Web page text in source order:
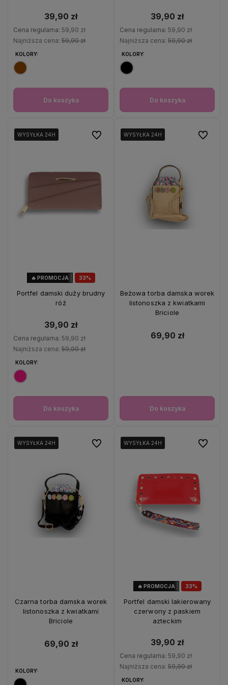
39,90 zł
Cena regularna: 59,90 zł
Najniższa cena: 59,90 zł
KOLORY:
Do koszyka
39,90 zł
Cena regularna: 59,90 zł
Najniższa cena: 59,90 zł
KOLORY:
Do koszyka
33%
🔥 PROMOCJA
WYSYŁKA 24H
WYSYŁKA 24H
WYSYŁKA 24H
Portfel damski duży brudny
róż
39,90 zł
Cena regularna: 59,90 zł
Najniższa cena: 59,90 zł
KOLORY:
Do koszyka
Do ulubionychWYSYŁKA 24H
WYSYŁKA 24H
WYSYŁKA 24H
Beżowa torba damska worek
listonoszka z kwiatkami
Briciole
69,90 zł
Do koszyka
Do
WYSYŁKA 24H
WYSYŁKA 24H
WYSYŁKA 24H
WYSYŁKA 24H
Czarna torba damska worek
listonoszka z kwiatkami
Briciole
69,90 zł
KOLORY:
Do ulubionych
33%
🔥 PROMOCJA
WYSYŁKA 24H
WYSYŁKA 24H
WYSYŁKA 24H
WYSYŁKA 24H
Portfel damski lakierowany
czerwony z paskiem
azteckim
39,90 zł
Cena regularna: 59,90 zł
Najniższa cena: 59,90 zł
KOLORY:
Do